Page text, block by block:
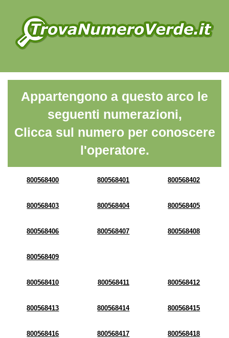
Appartengono a questo arco le
seguenti numerazioni,
Clicca sul numero per conoscere
l'operatore.
800568400 800568401 800568402
800568403 800568404 800568405
800568406 800568407 800568408
800568409
800568410 800568411 800568412
800568413 800568414 800568415
800568416 800568417 800568418